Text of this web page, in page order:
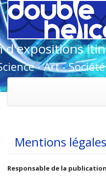
d'expositions
- Art - Société
Mentions légales
Responsable de la publication